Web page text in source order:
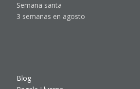
Semana santa
3 semanas en agosto
Blog